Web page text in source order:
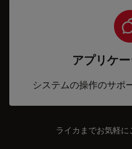
アプリケ
システムの操作のサポ
ライカまでお気軽に